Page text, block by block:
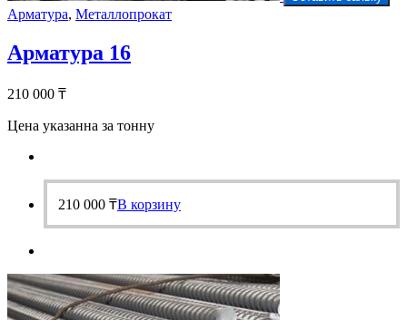
Арматура, Металлопрокат
Арматура 16
210 000 ₸
Цена указанна за тонну
210 000 ₸В корзину